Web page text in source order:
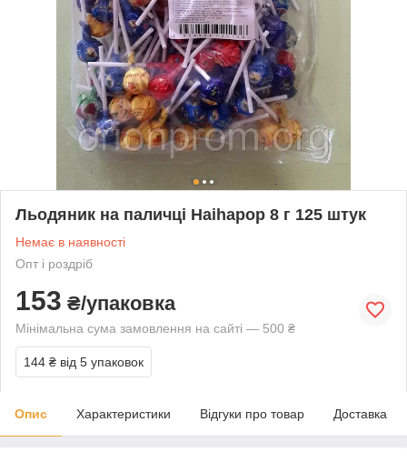
Льодяник на паличці Haihapop 8 г 125 штук
Немає в наявності
Опт і роздріб
153 ₴/упаковка
Мінімальна сума замовлення на сайті — 500 ₴
144 ₴ від 5 упаковок
Опис Характеристики Відгуки про товар Доставка